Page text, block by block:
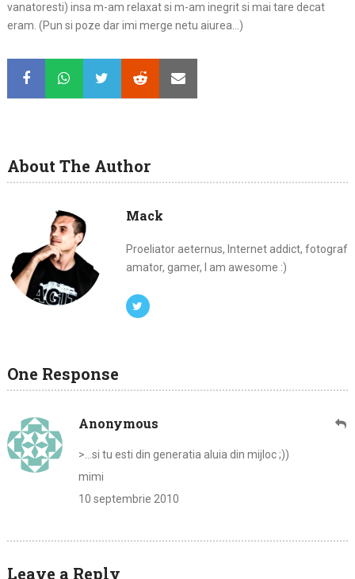
vanatoresti) insa m-am relaxat si m-am inegrit si mai tare decat
eram. (Pun si poze dar imi merge netu aiurea…)
About The Author
Mack
Proeliator aeternus, Internet addict, fotograf
amator, gamer, I am awesome :)
One Response
Anonymous
>…si tu esti din generatia aluia din mijloc ;))
mimi
10 septembrie 2010
Leave a Reply